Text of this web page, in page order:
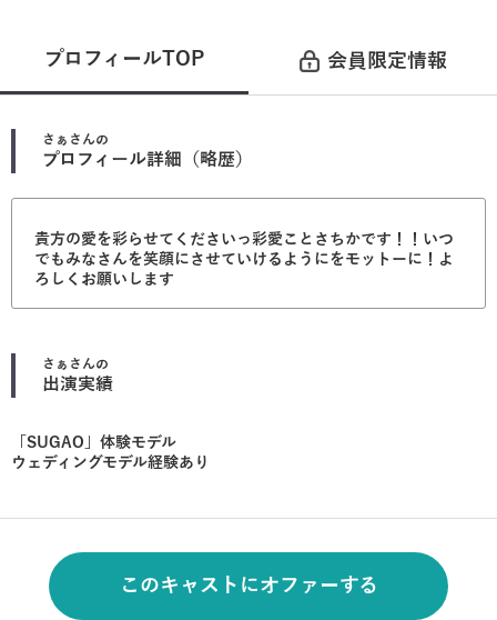
プロフィールTOP 会員限定情報
さぁ さんの
プロフィール詳細（略歴）
貴方の愛を彩らせてくださいっ彩愛ことさちかです！！いつ
でもみなさんを笑顔にさせていけるようにをモットーに！よ
ろしくお願いします
さぁ さんの
出演実績
「SUGAO」体験モデル
ウェディングモデル経験あり
このキャストにオファーする